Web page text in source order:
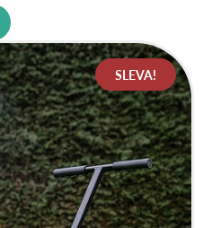
SLEVA!